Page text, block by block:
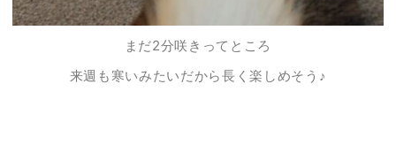
まだ2分咲きってところ
来週も寒いみたいだから長く楽しめそう♪